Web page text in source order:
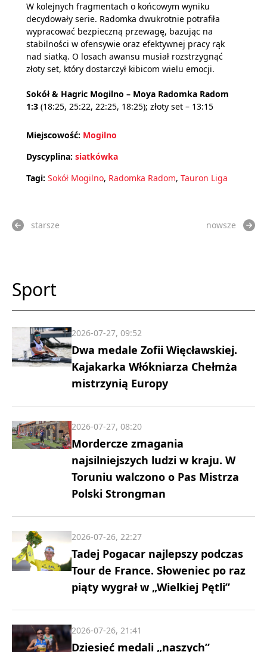
W kolejnych fragmentach o końcowym wyniku
decydowały serie. Radomka dwukrotnie potrafiła
wypracować bezpieczną przewagę, bazując na
stabilności w ofensywie oraz efektywnej pracy rąk
nad siatką. O losach awansu musiał rozstrzygnąć
złoty set, który dostarczył kibicom wielu emocji.
Sokół & Hagric Mogilno – Moya Radomka Radom
1:3 (18:25, 25:22, 22:25, 18:25); złoty set – 13:15
Miejscowość: Mogilno
Dyscyplina: siatkówka
Tagi: Sokół Mogilno, Radomka Radom, Tauron Liga
starsze nowsze
Sport
Dwa medale Zofii Więcławskiej.
Kajakarka Włókniarza Chełmża
mistrzynią Europy
2026-07-27, 09:52
Mordercze zmagania
najsilniejszych ludzi w kraju. W
Toruniu walczono o Pas Mistrza
Polski Strongman
2026-07-27, 08:20
Tadej Pogacar najlepszy podczas
Tour de France. Słoweniec po raz
piąty wygrał w „Wielkiej Pętli”
2026-07-26, 22:27
Dziesięć medali „naszych”
2026-07-26, 21:41